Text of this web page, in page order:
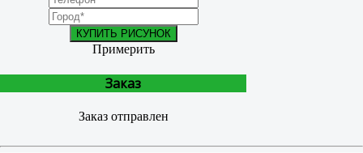
КУПИТЬ РИСУНОК
Примерить
Заказ
Заказ отправлен